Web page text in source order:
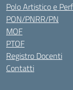
Polo Artistico e
PON/PNRR/PN
MOF
PTOF
Registro Docenti
Contatti